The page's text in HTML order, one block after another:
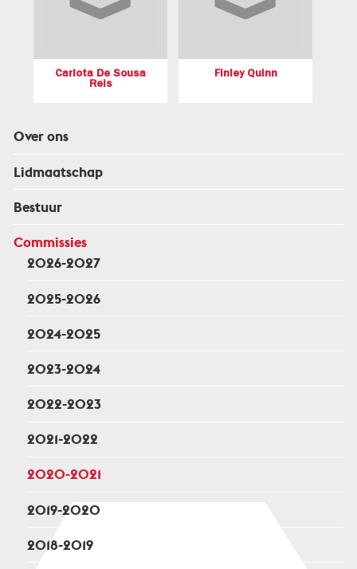
Over ons
Lidmaatschap
Bestuur
Commissies
2026-2027
2025-2026
2024-2025
2023-2024
2022-2023
2021-2022
2020-2021
2019-2020
2018-2019
Carlota De Sousa
Reis
Finley Quinn